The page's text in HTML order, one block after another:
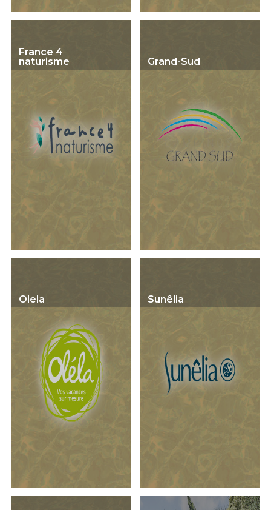
France 4
naturisme
Grand-Sud
Olela Sunêlia